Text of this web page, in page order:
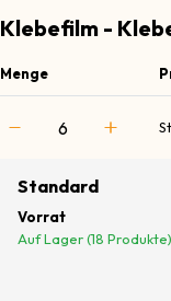
Klebefilm -
Menge
Standard
Vorrat
Auf Lager (18 Produkte)